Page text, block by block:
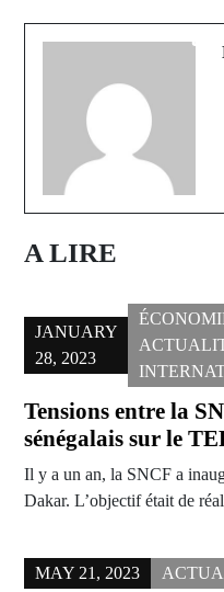
à
A LIRE
JANUARY
28, 2023
Tensions entre la
sénégalais sur le
Il y a un an, la SNCF a
Dakar. L’objectif était de
MAY 21, 2023